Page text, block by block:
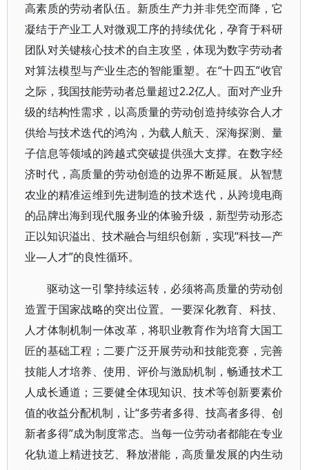
高素质的劳动者队伍。新质生产力并非凭空而降，它
凝结于产业工人对微观工序的持续优化，孕育于科研
团队对关键核心技术的自主攻坚，体现为数字劳动者
对算法模型与产业生态的智能重塑。在“十四五”收官
之际，我国技能劳动者总量超过2.2亿人。面对产业升
级的结构性需求，以高质量的劳动创造持续弥合人才
供给与技术迭代的鸿沟，为载人航天、深海探测、量
子信息等领域的跨越式突破提供强大支撑。在数字经
济时代，高质量的劳动创造的边界不断延展。从智慧
农业的精准运维到先进制造的技术迭代，从跨境电商
的品牌出海到现代服务业的体验升级，新型劳动形态
正以知识溢出、技术融合与组织创新，实现“科技—产
业—人才”的良性循环。
驱动这一引擎持续运转，必须将高质量的劳动创
造置于国家战略的突出位置。一要深化教育、科技、
人才体制机制一体改革，将职业教育作为培育大国工
匠的基础工程；二要广泛开展劳动和技能竞赛，完善
技能人才培养、使用、评价与激励机制，畅通技术工
人成长通道；三要健全体现知识、技术等创新要素价
值的收益分配机制，让“多劳者多得、技高者多得、创
新者多得”成为制度常态。当每一位劳动者都能在专业
化轨道上精进技艺、释放潜能，高质量发展的内生动